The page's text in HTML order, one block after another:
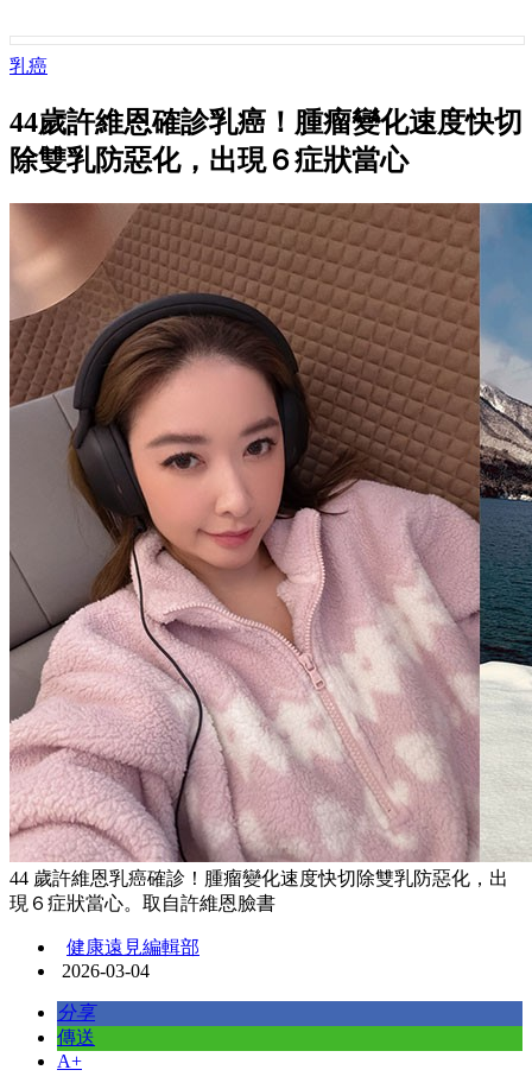
乳癌
44歲許維恩確診乳癌！腫瘤變化速度快切
除雙乳防惡化，出現６症狀當心
44 歲許維恩乳癌確診！腫瘤變化速度快切除雙乳防惡化，出
現６症狀當心。取自許維恩臉書
健康遠見編輯部
2026-03-04
分享
傳送
A+